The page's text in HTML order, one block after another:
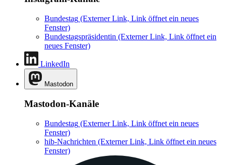
Bundestag (Externer Link, Link öffnet ein neues
Fenster)
Bundestagspräsidentin (Externer Link, Link öffnet ein
neues Fenster)
LinkedIn
Mastodon
Mastodon-Kanäle
Bundestag (Externer Link, Link öffnet ein neues
Fenster)
hib-Nachrichten (Externer Link, Link öffnet ein neues
Fenster)